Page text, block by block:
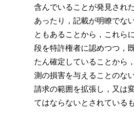
含んでいることが発見され
あったり，記載が明瞭でな
ともあることから，これら
段を特許権者に認めつつ，
たん確定していることから
測の損害を与えることのな
請求の範囲を拡張し，又は
てはならないとされている